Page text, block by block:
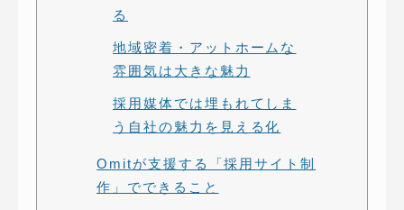
る
地域密着・アットホームな
雰囲気は大きな魅力
採用媒体では埋もれてしま
う自社の魅力を見える化
Omitが支援する「採用サイト制
作」でできること